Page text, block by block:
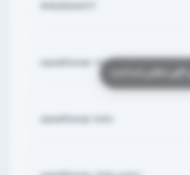
9152504177
sanathonar-tvto
sanathonar.tvto